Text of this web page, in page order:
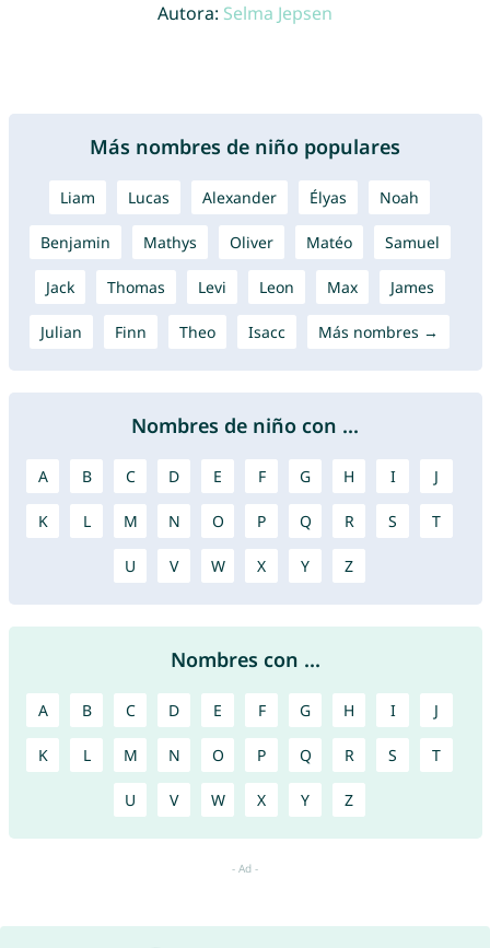
Autora: Selma Jepsen
Más nombres de niño populares
Liam Lucas Alexander Élyas Noah
Benjamin Mathys Oliver Matéo Samuel
Jack Thomas Levi Leon Max James
Julian Finn Theo Isacc Más nombres →
Nombres de niño con ...
A B C D E F G H I J
K L M N O P Q R S T
U V W X Y Z
Nombres con ...
A B C D E F G H I J
K L M N O P Q R S T
U V W X Y Z